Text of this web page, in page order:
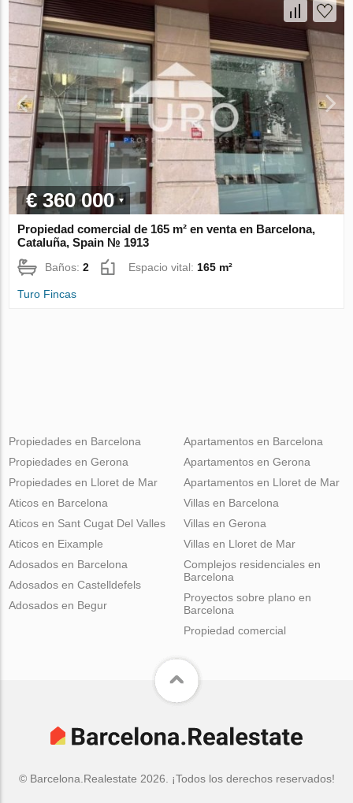
€ 360 000
Propiedad comercial de 165 m² en venta en Barcelona,
Cataluña, Spain № 1913
Baños:2 Espacio vital: 165 m²
Turo Fincas
Propiedades en Barcelona
Propiedades en Gerona
Propiedades en Lloret de Mar
Apartamentos en Barcelona
Apartamentos en Gerona
Apartamentos en Lloret de Mar
Aticos en Barcelona
Aticos en Sant Cugat Del Valles
Aticos en Eixample
Villas en Barcelona
Villas en Gerona
Villas en Lloret de Mar
Adosados en Barcelona
Adosados en Castelldefels
Adosados en Begur
Complejos residenciales en
Barcelona
Proyectos sobre plano en
Barcelona
Propiedad comercial
© Barcelona.Realestate 2026. ¡Todos los derechos reservados!